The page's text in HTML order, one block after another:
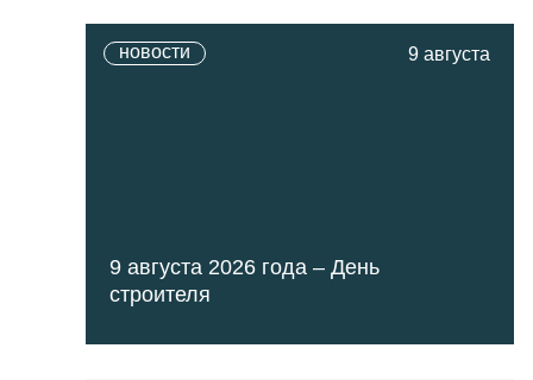
новости 9 августа
9 августа 2026 года – День
строителя